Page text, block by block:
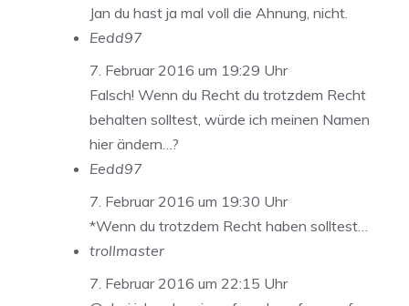
Jan du hast ja mal voll die Ahnung, nicht.
Eedd97
7. Februar 2016 um 19:29 Uhr
Falsch! Wenn du Recht du trotzdem Recht
behalten solltest, würde ich meinen Namen
hier ändern…?
Eedd97
7. Februar 2016 um 19:30 Uhr
*Wenn du trotzdem Recht haben solltest…
trollmaster
7. Februar 2016 um 22:15 Uhr